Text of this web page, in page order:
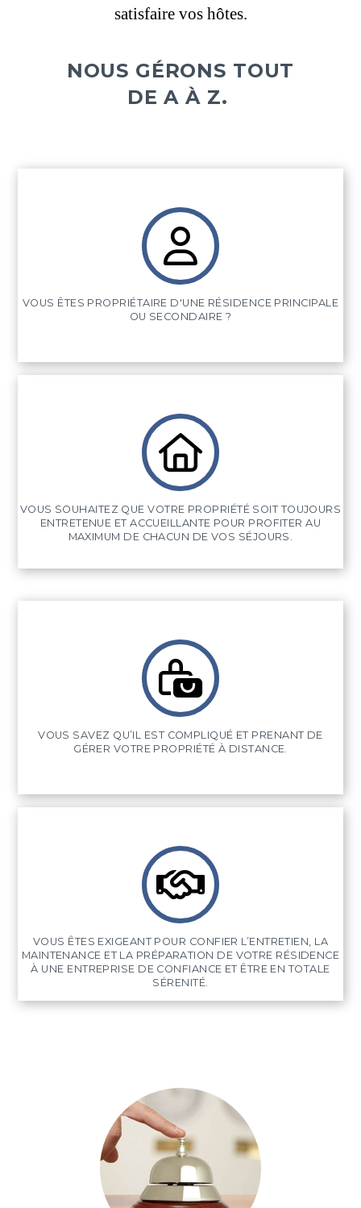
satisfaire vos hôtes.
NOUS GÉRONS TOUT
DE A À Z.
VOUS ÊTES PROPRIÉTAIRE D'UNE RÉSIDENCE PRINCIPALE
OU SECONDAIRE ?
VOUS SOUHAITEZ QUE VOTRE PROPRIÉTÉ SOIT TOUJOURS
ENTRETENUE ET ACCUEILLANTE POUR PROFITER AU
MAXIMUM DE CHACUN DE VOS SÉJOURS.
VOUS SAVEZ QU’IL EST COMPLIQUÉ ET PRENANT DE
GÉRER VOTRE PROPRIÉTÉ À DISTANCE.
VOUS ÊTES EXIGEANT POUR CONFIER L’ENTRETIEN, LA
MAINTENANCE ET LA PRÉPARATION DE VOTRE RÉSIDENCE
À UNE ENTREPRISE DE CONFIANCE ET ÊTRE EN TOTALE
SÉRENITÉ.